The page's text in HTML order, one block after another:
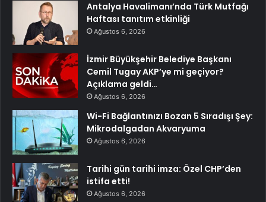
Antalya Havalimanı’nda Türk Mutfağı
Haftası tanıtım etkinliği
Ağustos 6, 2026
İzmir Büyükşehir Belediye Başkanı
Cemil Tugay AKP’ye mi geçiyor?
Açıklama geldi…
Ağustos 6, 2026
Wi-Fi Bağlantınızı Bozan 5 Sıradışı Şey:
Mikrodalgadan Akvaryuma
Ağustos 6, 2026
Tarihi gün tarihi imza: Özel CHP’den
istifa etti!
Ağustos 6, 2026